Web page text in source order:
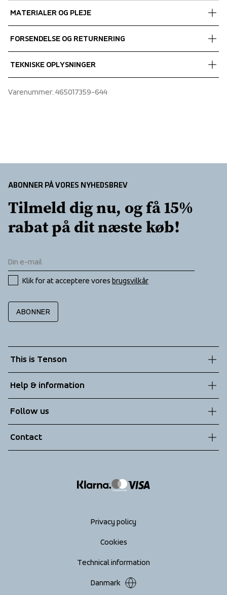
MATERIALER OG PLEJE
Shell fabric 1
Insulation
90% Down Certified, 10% Feather Certified
FORSENDELSE OG RETURNERING
over 450 DKK.
TEKNISKE OPLYSNINGER
Adjustable hem
RDS certified down
Two zippered front pockets
Varenummer: 465017359-644
ABONNER PÅ VORES NYHEDSBREV
Tilmeld dig nu, og få 15%
rabat på dit næste køb!
Klik for at acceptere vores brugsvilkår
ABONNER
This is Tenson
Sustainability
Technologies
Help & information
Terms & Conditions
Returns
Follow us
Contact
Privacy policy
Cookies
Technical information
Danmark